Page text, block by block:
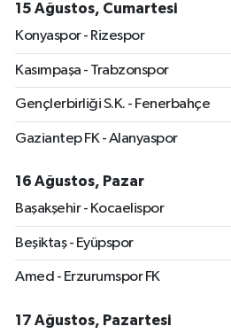
15 Ağustos, Cumartesi
Konyaspor - Rizespor
Kasımpaşa - Trabzonspor
Gençlerbirliği S.K. - Fenerbahçe
Gaziantep FK - Alanyaspor
16 Ağustos, Pazar
Başakşehir - Kocaelispor
Beşiktaş - Eyüpspor
Amed - Erzurumspor FK
17 Ağustos, Pazartesi